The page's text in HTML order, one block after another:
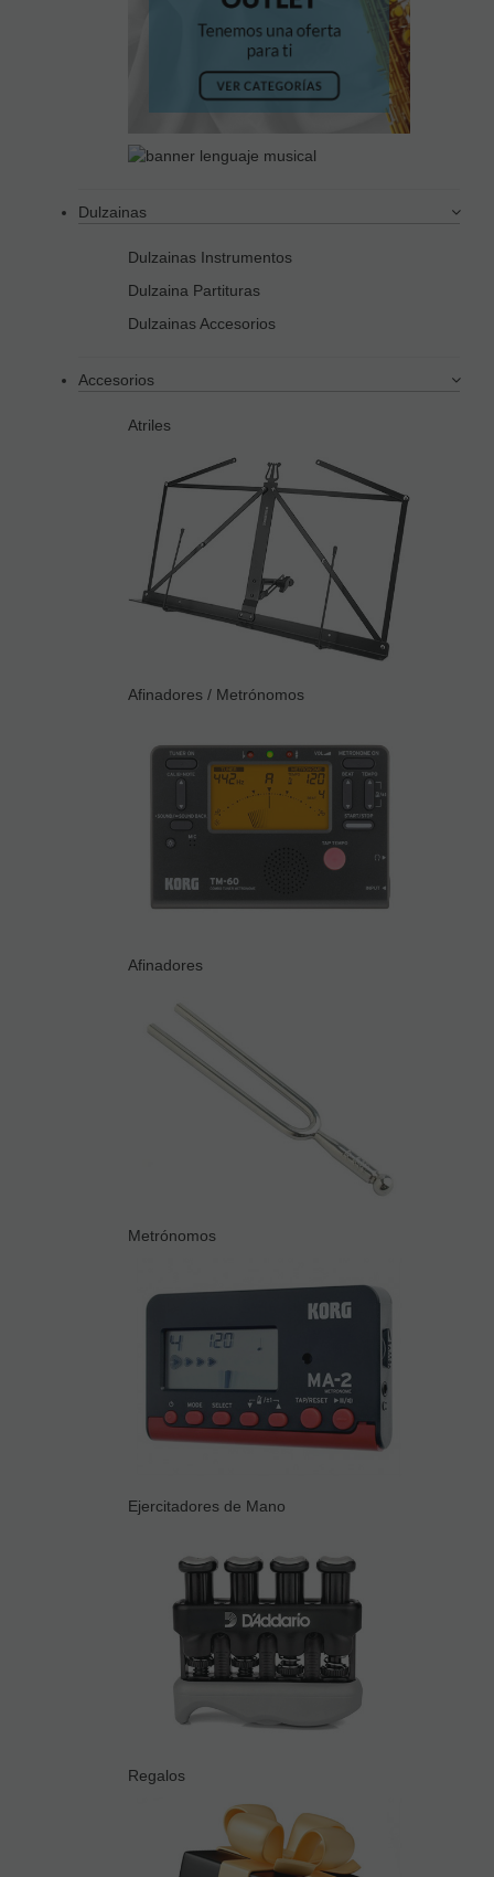
Dulzainas
Dulzainas Instrumentos
Dulzaina Partituras
Dulzainas Accesorios
Accesorios
Atriles
Afinadores / Metrónomos
Afinadores
Metrónomos
Ejercitadores de Mano
Regalos